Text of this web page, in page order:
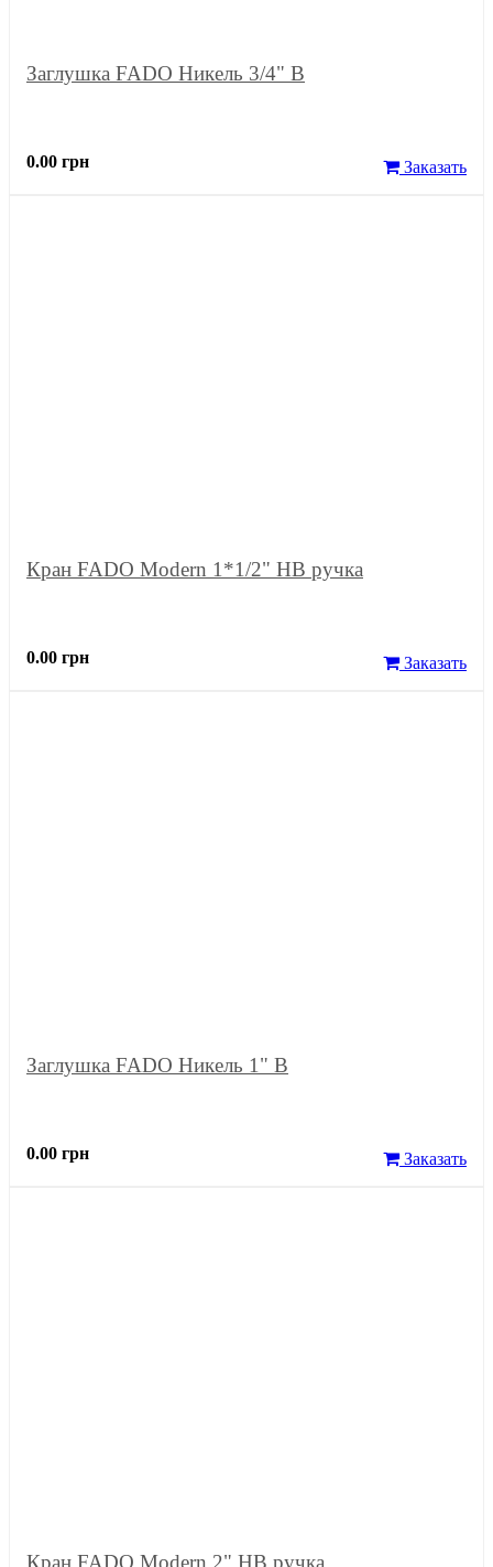
Заглушка FADO Никель 3/4" В
0.00 грн Заказать
Кран FADO Modern 1*1/2" НВ ручка
0.00 грн Заказать
Заглушка FADO Никель 1" В
0.00 грн Заказать
Кран FADO Modern 2" НВ ручка